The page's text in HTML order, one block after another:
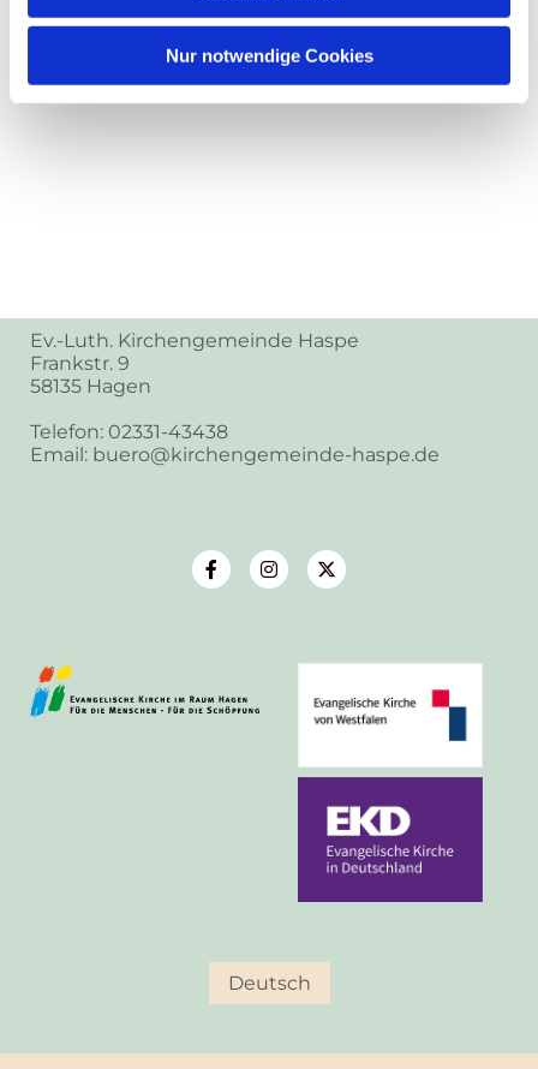
Nur notwendige Cookies
Ev.-Luth. Kirchengemeinde Haspe
Frankstr. 9
58135 Hagen
Telefon: 02331-43438
Email: buero@kirchengemeinde-haspe.de
Deutsch